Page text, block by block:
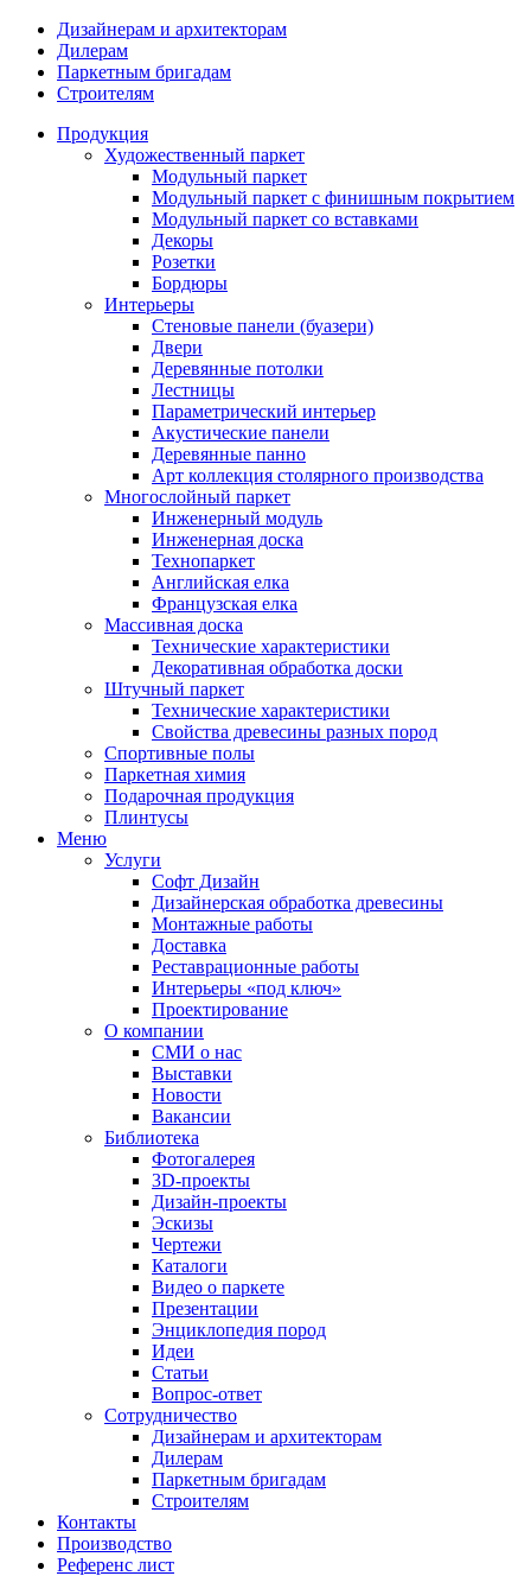
Дизайнерам и архитекторам
Дилерам
Паркетным бригадам
Строителям
Продукция
Художественный паркет
Модульный паркет
Модульный паркет с финишным покрытием
Модульный паркет со вставками
Декоры
Розетки
Бордюры
Интерьеры
Стеновые панели (буазери)
Двери
Деревянные потолки
Лестницы
Параметрический интерьер
Акустические панели
Деревянные панно
Арт коллекция столярного производства
Многослойный паркет
Инженерный модуль
Инженерная доска
Технопаркет
Английская елка
Французская елка
Массивная доска
Технические характеристики
Декоративная обработка доски
Штучный паркет
Технические характеристики
Свойства древесины разных пород
Спортивные полы
Паркетная химия
Подарочная продукция
Плинтусы
Меню
Услуги
Софт Дизайн
Дизайнерская обработка древесины
Монтажные работы
Доставка
Реставрационные работы
Интерьеры «под ключ»
Проектирование
О компании
СМИ о нас
Выставки
Новости
Вакансии
Библиотека
Фотогалерея
3D-проекты
Дизайн-проекты
Эскизы
Чертежи
Каталоги
Видео о паркете
Презентации
Энциклопедия пород
Идеи
Статьи
Вопрос-ответ
Сотрудничество
Дизайнерам и архитекторам
Дилерам
Паркетным бригадам
Строителям
Контакты
Производство
Референс лист